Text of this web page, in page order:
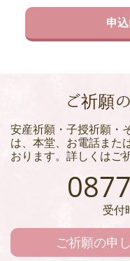
ご祈願
安産祈願・子授祈願・
は、本堂、お電話また
おります。詳しくはご
受付
ご祈願の申